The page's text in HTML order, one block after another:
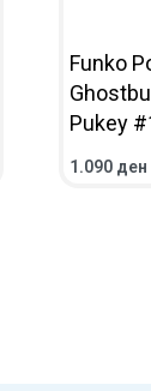
Funko
Pukey
1.090 ден